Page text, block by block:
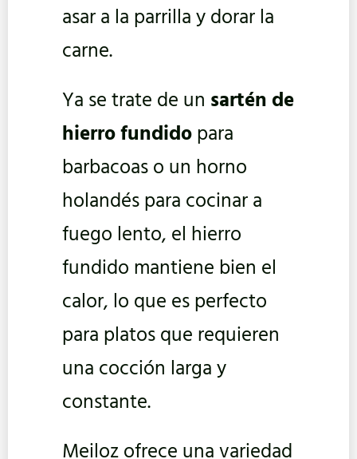
asar a la parrilla y dorar la
carne.
Ya se trate de un sartén de
hierro fundido para
barbacoas o un horno
holandés para cocinar a
fuego lento, el hierro
fundido mantiene bien el
calor, lo que es perfecto
para platos que requieren
una cocción larga y
constante.
Meiloz ofrece una variedad